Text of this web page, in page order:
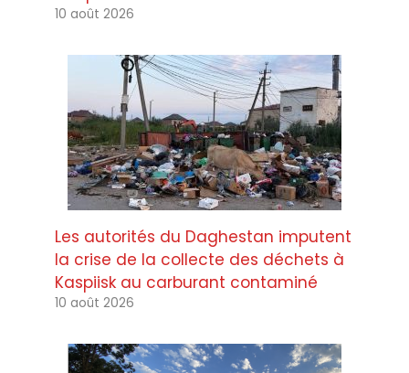
10 août 2026
Les autorités du Daghestan imputent
la crise de la collecte des déchets à
Kaspiisk au carburant contaminé
10 août 2026